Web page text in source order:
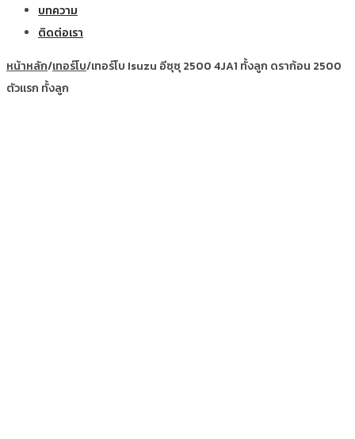
บทความ
ติดต่อเรา
หน้าหลัก/เทอร์โบ/เทอร์โบ Isuzu อีซุซุ 2500 4JA1 ทั้งลูก ดราก้อน 2500
ตัวแรก ทั้งลูก